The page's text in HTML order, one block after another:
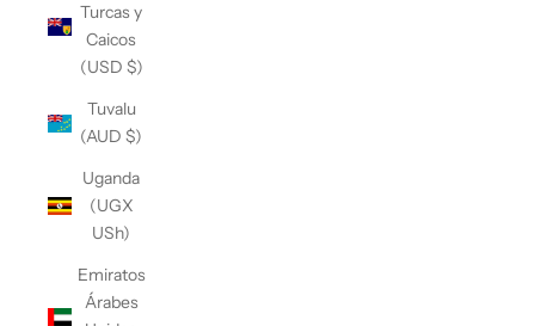
Turcas y
Caicos
(USD $)
Tuvalu
(AUD $)
Uganda
(UGX
USh)
Emiratos
Árabes